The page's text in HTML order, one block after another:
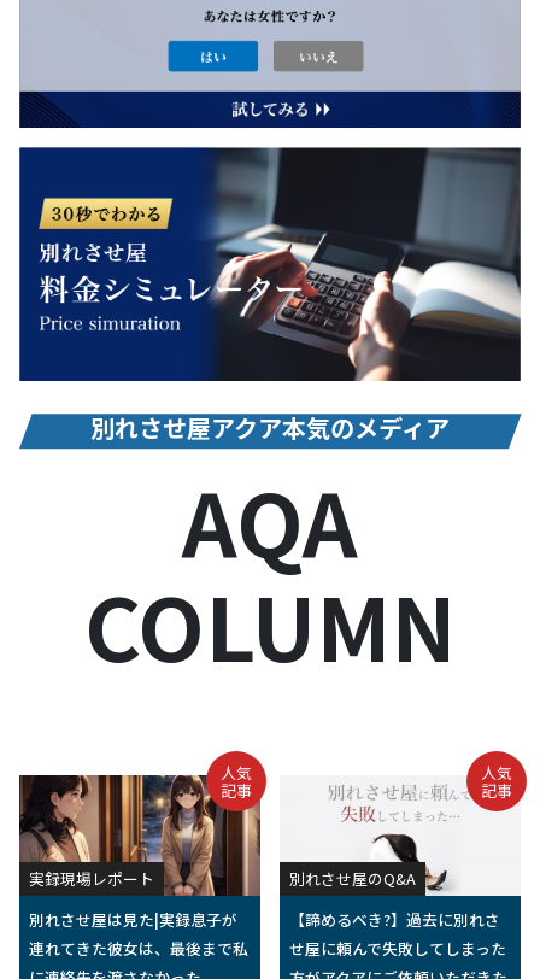
診断コンテンツ
別れさせ屋アクア本気のメディア
COLUMN
人気